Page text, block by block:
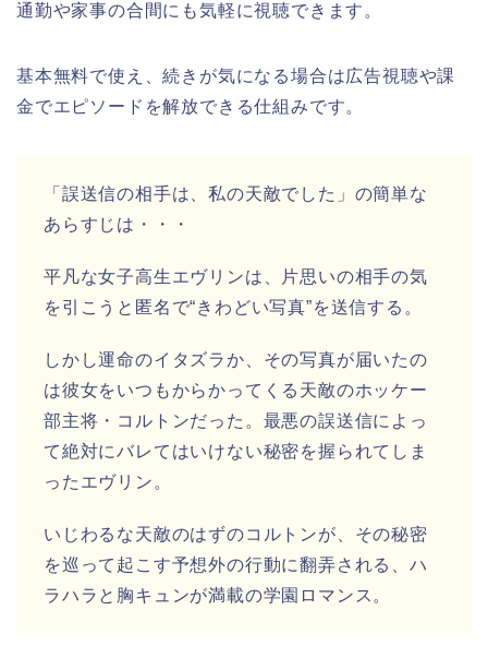
通勤や家事の合間にも気軽に視聴できます。
基本無料で使え、続きが気になる場合は広告視聴や課
金でエピソードを解放できる仕組みです。
「誤送信の相手は、私の天敵でした 」 の簡単な
あらすじは・・・
平凡な女子高生エヴリンは、片思いの相手の気
を引こうと匿名で“きわどい写真”を送信する。
しかし運命のイタズラか、その写真が届いたの
は彼女をいつもからかってくる天敵のホッケー
部主将・コルトンだった。最悪の誤送信によっ
て絶対にバレてはいけない秘密を握られてしま
ったエヴリン。
いじわるな天敵のはずのコルトンが、その秘密
を巡って起こす予想外の行動に翻弄される、ハ
ラハラと胸キュンが満載の学園ロマンス。